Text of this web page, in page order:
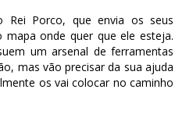
Porco, que envia os seus
mapa onde quer que ele esteja.
um arsenal de ferramentas
mas vão precisar da sua ajuda
os vai colocar no caminho